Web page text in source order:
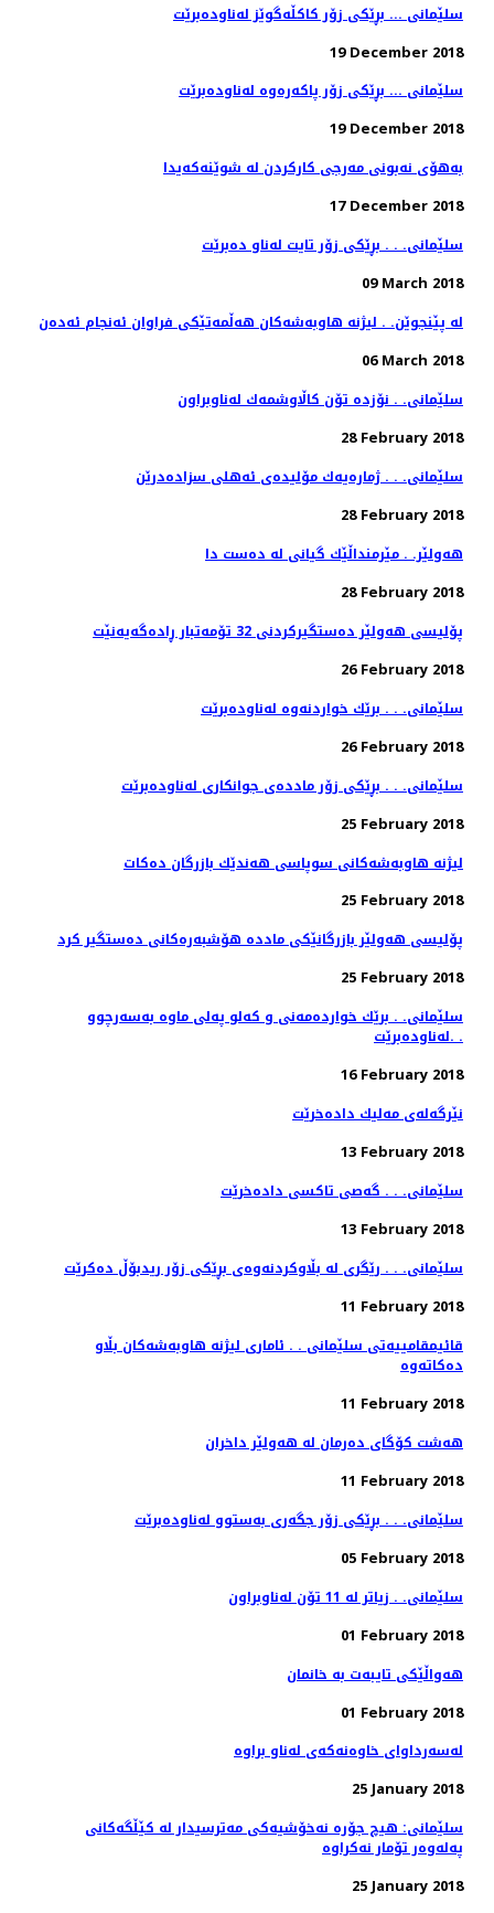
سلێمانی ... بڕێكی زۆر كاكڵه‌گوێز له‌ناوده‌برێت
19 December 2018
سلێمانی ... بڕێكی زۆر پاكه‌ره‌وه‌ له‌ناوده‌برێت
19 December 2018
به‌هۆی نه‌بونی مه‌رجی كاركردن له‌ شوێنه‌كه‌یدا
17 December 2018
سلێمانی. . . بڕێكی زۆر تایت له‌ناو ده‌برێت
09 March 2018
له‌ پێنجوێن. . لیژنه‌ هاوبه‌شه‌كان هه‌ڵمه‌تێكی فراوان ئه‌نجام ئه‌ده‌ن
06 March 2018
سلێمانی. . نۆزده‌ تۆن كاڵاوشمه‌ك له‌ناوبراون
28 February 2018
سلێمانی. . . ژماره‌یه‌ك مۆلیده‌ی ئه‌هلی سزاده‌درێن
28 February 2018
هەولێر. . مێرمنداڵێك گیانی لە دەست دا
28 February 2018
پۆلیسی هەولێر دەستگیركردنی 32 تۆمەتبار ڕادەگەیەنێت
26 February 2018
سلێمانی. . . برێك خواردنه‌وه‌ له‌ناوده‌برێت
26 February 2018
سلێمانی. . . بڕێكی زۆر مادده‌ی جوانكاری له‌ناوده‌برێت
25 February 2018
لیژنه‌ هاوبه‌شه‌كانی سوپاسی هه‌ندێك بازرگان ده‌كات
25 February 2018
پۆلیسی هەولێر بازرگانێكی ماددە هۆشبەرەكانی دەستگیر كرد
25 February 2018
سلێمانی. . برێك خوارده‌مه‌نی و كه‌لو په‌لی ماوه‌ به‌سه‌رچوو
له‌ناوده‌برێت. .
16 February 2018
نێرگه‌له‌ی مه‌لیك داده‌خرێت
13 February 2018
سلێمانی. . . گه‌صی تاكسی داده‌خرێت
13 February 2018
سلێمانی. . . رێگری له‌ بڵاوكردنه‌وه‌ی بڕێكی زۆر ریدبۆڵ ده‌كرێت
11 February 2018
قائیمقامییه‌تی سلێمانی . . ئاماری لیژنه‌ هاوبه‌شه‌كان بڵاو
11 February 2018
هەشت كۆگای دەرمان لە هەولێر داخران
11 February 2018
سلێمانی. . . بڕێكی زۆر جگه‌ری به‌ستوو له‌ناوده‌برێت
05 February 2018
سلێمانی. . زیاتر له‌ 11 تۆن له‌ناوبراون
01 February 2018
هه‌واڵێكی تایبه‌ت به‌ خانمان
01 February 2018
25 January 2018
سلێمانی: هیچ جۆره‌ نه‌خۆشیه‌كی مه‌ترسیدار له‌ كێڵگه‌كانی
25 January 2018